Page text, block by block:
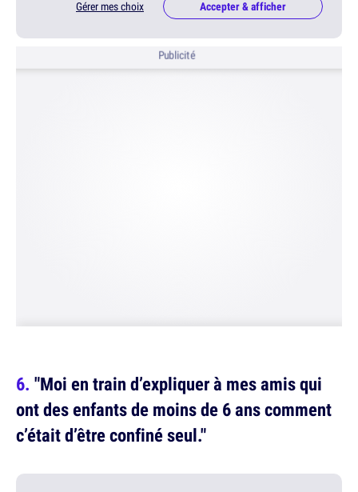
Gérer mes choix Accepter & afficher
Publicité
"Moi en train d’expliquer à mes amis qui
ont des enfants de moins de 6 ans comment
c’était d’être confiné seul."